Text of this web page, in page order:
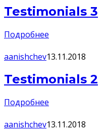
Testimonials 3
Подробнее
aanishchev13.11.2018
Testimonials 2
Подробнее
aanishchev13.11.2018